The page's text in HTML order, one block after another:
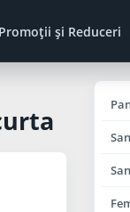
Promoţii şi Reduceri